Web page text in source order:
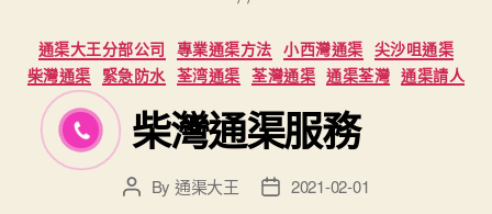
Categories
通渠大王分部公司 專業通渠方法 小西灣通渠 尖沙咀通渠
柴灣通渠 緊急防水 荃湾通渠 荃灣通渠 通渠荃灣 通渠請人
柴灣通渠服務
PostBy 通渠大王
Post2021-02-01